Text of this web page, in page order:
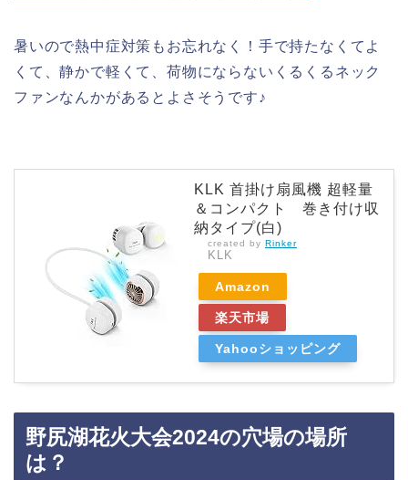
暑いので熱中症対策もお忘れなく！手で持たなくてよ
くて、静かで軽くて、荷物にならないくるくるネック
ファンなんかがあるとよさそうです♪
KLK 首掛け扇風機 超軽量
＆コンパクト 巻き付け収
納タイプ(白)
created by Rinker
KLK
Amazon
楽天市場
Yahooショッピング
野尻湖花火大会2024の穴場の場所
は？